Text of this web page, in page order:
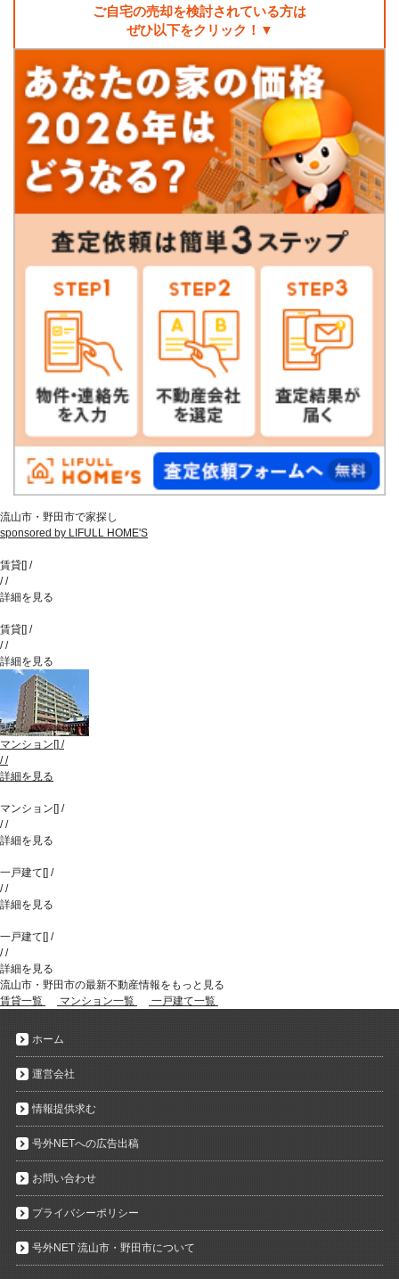
ご自宅の売却を検討されている方は
ぜひ以下をクリック！▼
流山市・野田市で家探し
sponsored by LIFULL HOME'S
賃貸[] /
//
詳細を見る
賃貸[] /
//
詳細を見る
マンション[] /
//
詳細を見る
マンション[] /
//
詳細を見る
一戸建て[] /
//
詳細を見る
一戸建て[] /
//
詳細を見る
流山市・野田市の最新不動産情報をもっと見る
賃貸一覧
マンション一覧 一戸建て一覧
ホーム
運営会社
情報提供求む
号外NETへの広告出稿
お問い合わせ
プライバシーポリシー
号外NET 流山市・野田市について